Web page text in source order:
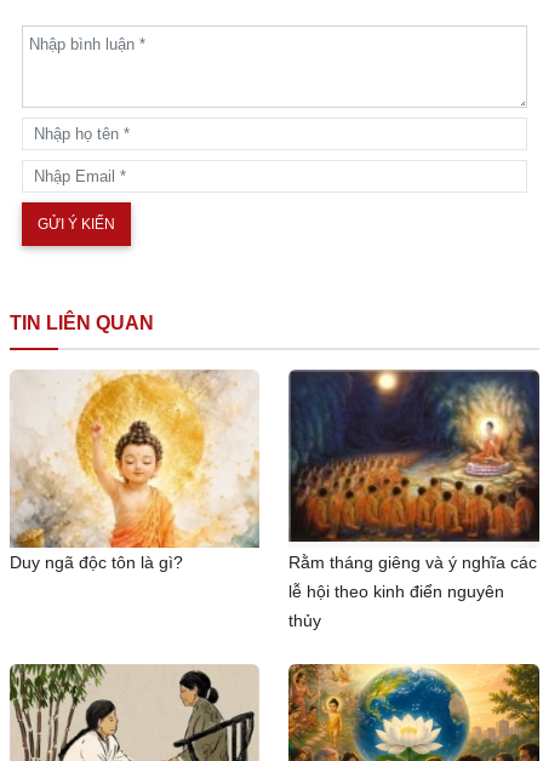
TIN LIÊN QUAN
Duy ngã độc tôn là gì?
Rằm tháng giêng và ý nghĩa các
lễ hội theo kinh điển nguyên
thủy